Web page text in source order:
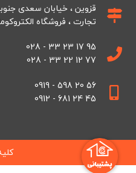
قزوین ، خیابان سعدی
تجارت ، فروشگاه
95 17 23 33 - 028
77 12 22 33 - 028
56 20 598 - 0919
45 24 681 - 0912